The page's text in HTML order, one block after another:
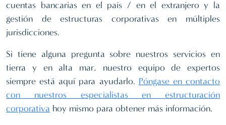
cuentas bancarias en el país / en el extranjero y la
gestión de estructuras corporativas en múltiples
jurisdicciones.
Si tiene alguna pregunta sobre nuestros servicios en
tierra y en alta mar, nuestro equipo de expertos
siempre está aquí para ayudarlo. Póngase en contacto
con nuestros especialistas en estructuración
corporativa hoy mismo para obtener más información.